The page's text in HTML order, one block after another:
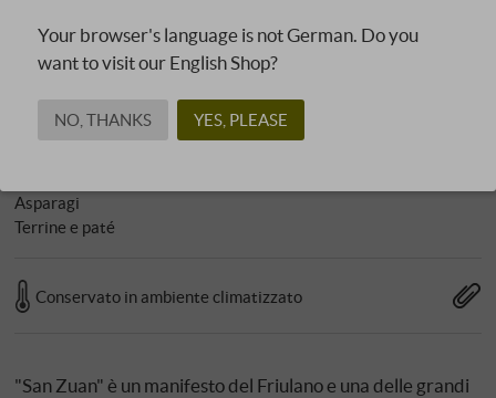
Da abbinare
Pesce in camicia
Pollame leggero
Asparagi
Terrine e paté
Conservato in ambiente climatizzato
"San Zuan" è un manifesto del Friulano e una delle grandi
Your browser's language is not German. Do you
want to visit our English Shop?
NO, THANKS YES, PLEASE